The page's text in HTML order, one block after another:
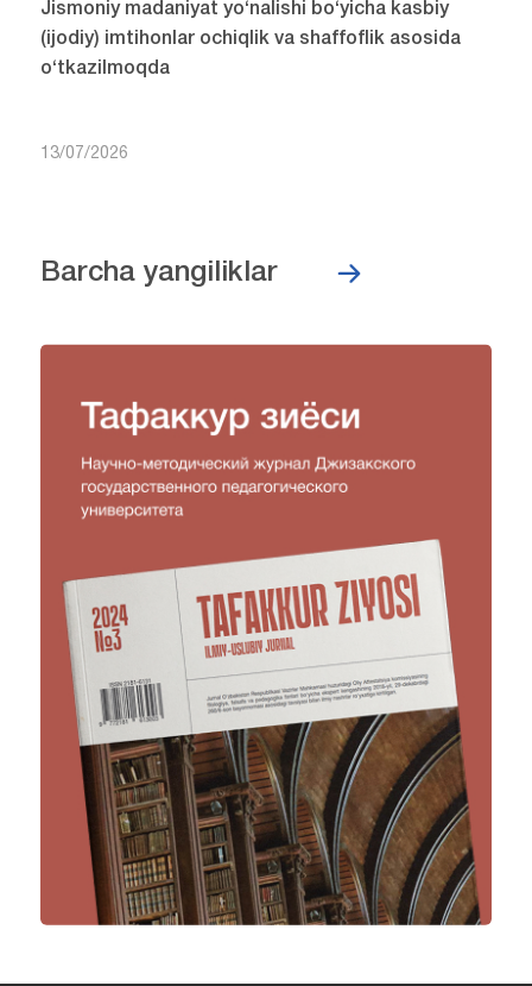
Jismoniy madaniyat yo‘nalishi bo‘yicha kasbiy
(ijodiy) imtihonlar ochiqlik va shaffoflik asosida
o‘tkazilmoqda
13/07/2026
Barcha yangiliklar